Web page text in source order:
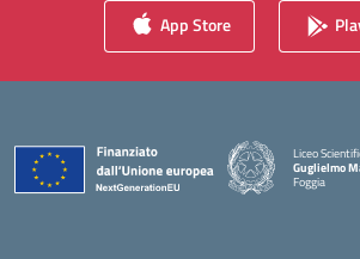
App Store
Liceo
Guglielmo
Foggia
— Visita la